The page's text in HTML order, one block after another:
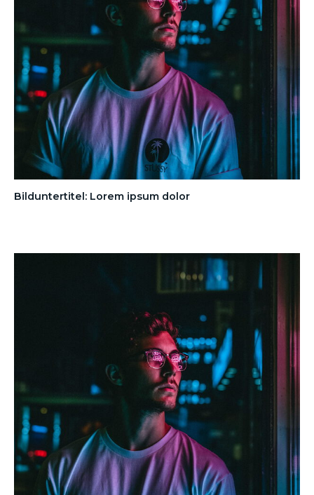
Bilduntertitel: Lorem ipsum dolor